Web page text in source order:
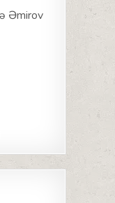
Əmirov